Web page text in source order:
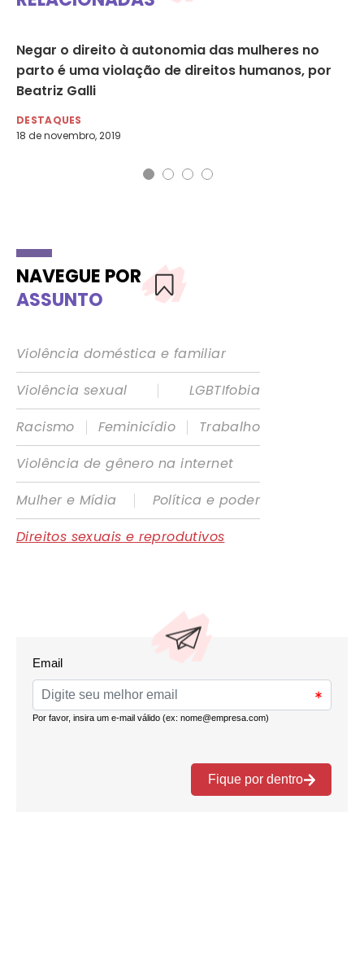
Negar o direito à autonomia das mulheres no
parto é uma violação de direitos humanos, por
Beatriz Galli
DESTAQUES
18 de novembro, 2019
NAVEGUE POR
ASSUNTO
Violência doméstica e familiar
Violência sexual
|
LGBTIfobia
Racismo
| Feminicídio |
Trabalho
Violência de gênero na internet
Mulher e Mídia
|
Política e poder
Direitos sexuais e reprodutivos